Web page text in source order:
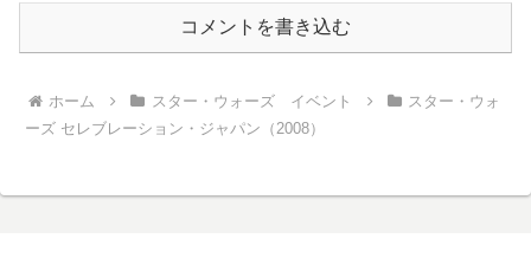
コメントを書き込む
ホーム スター・ウォーズ イベント
スター・ウォ
ーズ セレブレーション・ジャパン（2008）